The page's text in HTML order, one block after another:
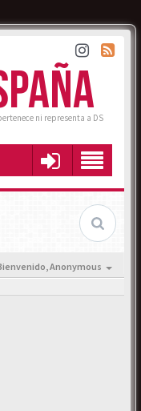
ni representa a DS
Anonymous